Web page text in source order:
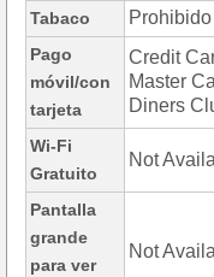
Tabaco
Pago
móvil/con
tarjeta
Credit
Master
Diners
Wi-Fi
Gratuito
Not
Pantalla
grande
para ver
Not